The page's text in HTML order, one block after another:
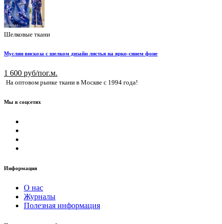
Шелковые ткани
Муслин вискоза с шелком дизайн листья на ярко-синем фоне
1 600 руб/пог.м.
На оптовом рынке ткани в Москве с 1994 года!
Мы в соцсетях
Информация
О нас
Журналы
Полезная информация